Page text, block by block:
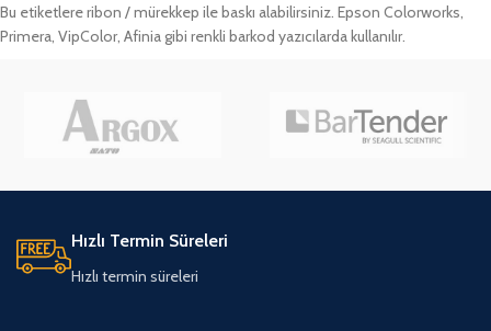
Bu etiketlere ribon / mürekkep ile baskı alabilirsiniz. Epson Colorworks,
Primera, VipColor, Afinia gibi renkli barkod yazıcılarda kullanılır.
Hızlı Termin Süreleri
Hızlı termin süreleri